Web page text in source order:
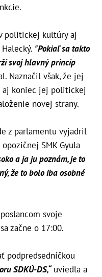
politickej kultúry aj
"Pokiaľ sa takto
svoj hlavný princíp
Naznačil však, že jej
aj koniec jej politickej
novej strany.
z parlamentu vyjadril
SMK Gyula
a ja ju poznám, je to
že to bolo iba osobné
svoje
začne o 17:00.
podpredsedníčkou
SDKÚ-DS,“uviedla a